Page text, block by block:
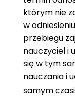
którym nie
w
przebiegu
nauczyciel i
się w tym
nauczania i
samym